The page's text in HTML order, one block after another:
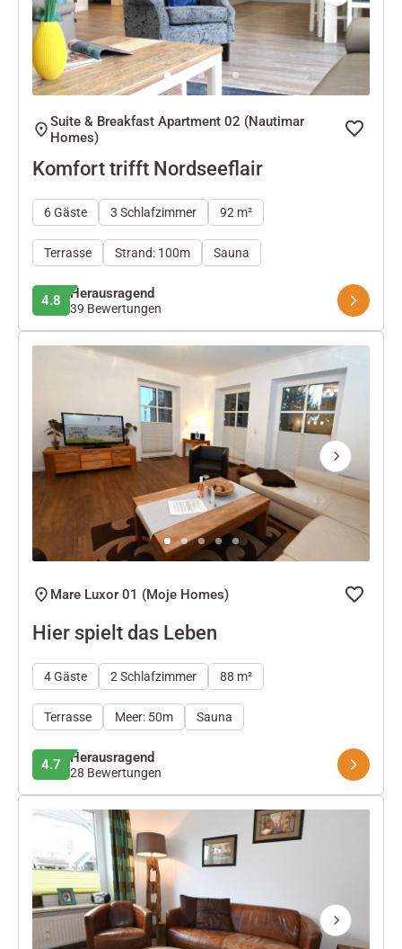
Next
Suite & Breakfast Apartment 02 (Nautimar
Homes)
Komfort trifft Nordseeflair
6 Gäste 3 Schlafzimmer 92 m²
Terrasse Strand: 100m Sauna
4.8 Herausragend
39 Bewertungen
Next
Mare Luxor 01 (Moje Homes)
Hier spielt das Leben
4 Gäste 2 Schlafzimmer 88 m²
Terrasse Meer: 50m Sauna
4.7 Herausragend
28 Bewertungen
Next